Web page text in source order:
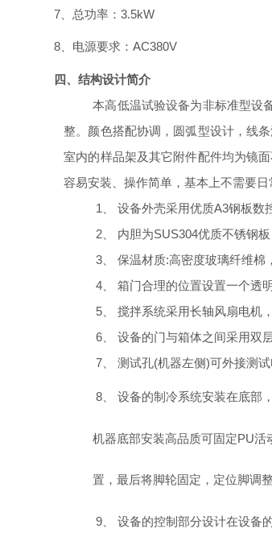
7、总功率：3.5kW
8、电源要求：AC380V
四、结构设计简介
本高低温试验设备为非标准型设
整。颜色搭配协调，圆弧型设计，线
室内的样品架及其它附件配件均为镜
容易安装、操作简单，基本上不需要日
1、设备外壳采用优质A3钢板数
2、 内胆为SUS304优质不锈钢板
3、保温材质:高密度玻璃纤维棉
4、箱门合理的位置设置一个透
5、搅拌系统采用长轴风扇电机
6、设备的门与箱体之间采用双
7、测试孔(机器左侧)可外接测
8、设备的制冷系统安装在底部
机器底部安装高品质可固定PU活
置，最后将脚轮固定，定位脚调
9、设备的控制部分设计在设备